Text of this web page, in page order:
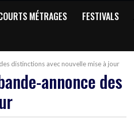
MÉTRAGES FESTIVALS
distinctions avec nouvelle mise à jour
annonce des